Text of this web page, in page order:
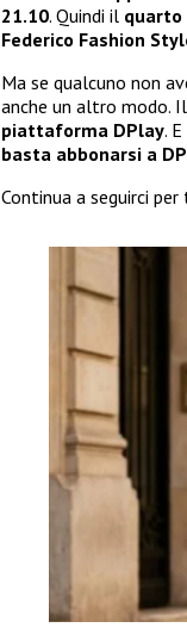
21.10. Quindi il quarto
Federico Fashion
Ma se qualcuno non
anche un altro modo.
piattaforma DPlay.
basta abbonarsi a
Continua a seguirci